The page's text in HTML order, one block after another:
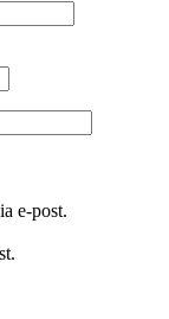
e-post.